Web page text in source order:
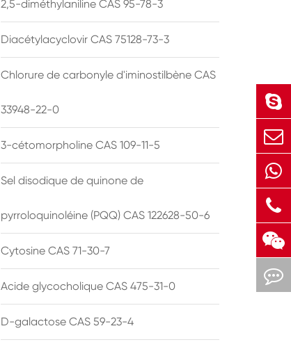
2,5-diméthylaniline CAS 95-78-3
Diacétylacyclovir CAS 75128-73-3
Chlorure de carbonyle d'iminostilbène CAS
33948-22-0
3-cétomorpholine CAS 109-11-5
Sel disodique de quinone de
pyrroloquinoléine (PQQ) CAS 122628-50-6
Cytosine CAS 71-30-7
Acide glycocholique CAS 475-31-0
D-galactose CAS 59-23-4